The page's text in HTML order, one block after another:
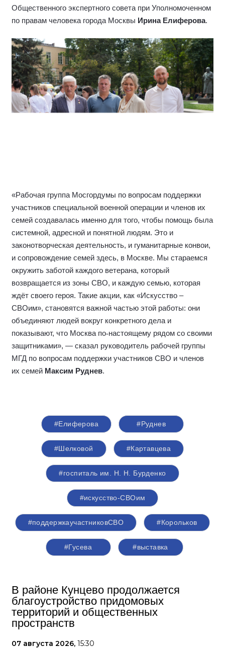
Общественного экспертного совета при Уполномоченном
по правам человека города Москвы Ирина Елиферова.
«Рабочая группа Мосгордумы по вопросам поддержки
участников специальной военной операции и членов их
семей создавалась именно для того, чтобы помощь была
системной, адресной и понятной людям. Это и
законотворческая деятельность, и гуманитарные конвои,
и сопровождение семей здесь, в Москве. Мы стараемся
окружить заботой каждого ветерана, который
возвращается из зоны СВО, и каждую семью, которая
ждёт своего героя. Такие акции, как «Искусство –
СВОим», становятся важной частью этой работы: они
объединяют людей вокруг конкретного дела и
показывают, что Москва по‑настоящему рядом со своими
защитниками», — сказал руководитель рабочей группы
МГД по вопросам поддержки участников СВО и членов
их семей Максим Руднев.
#Елиферова #Руднев
#Шелковой #Картавцева
#госпиталь им. Н. Н. Бурденко
#искусство-СВОим
#поддержкаучастниковСВО #Корольков
#Гусева #выставка
В районе Кунцево продолжается
благоустройство придомовых
территорий и общественных
пространств
07 августа 2026, 15:30